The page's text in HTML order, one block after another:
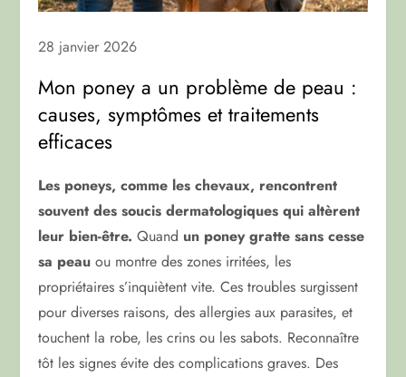
28 janvier 2026
Mon poney a un problème de peau :
causes, symptômes et traitements
efficaces
Les poneys, comme les chevaux, rencontrent
souvent des soucis dermatologiques qui altèrent
leur bien-être. Quand un poney gratte sans cesse
sa peau ou montre des zones irritées, les
propriétaires s’inquiètent vite. Ces troubles surgissent
pour diverses raisons, des allergies aux parasites, et
touchent la robe, les crins ou les sabots. Reconnaître
tôt les signes évite des complications graves. Des